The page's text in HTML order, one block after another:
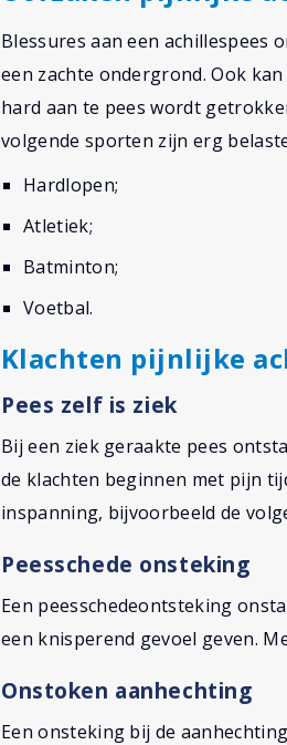
Blessures aan een achillespees
een zachte ondergrond. Ook
hard aan te pees wordt
volgende sporten zijn erg
Hardlopen;
Atletiek;
Batminton;
Voetbal.
Klachten pijnlijke
Pees zelf is ziek
Bij een ziek geraakte pees
de klachten beginnen met pijn
inspanning, bijvoorbeeld de
Peesschede onsteking
Een peesschedeontsteking
een knisperend gevoel geven.
Onstoken aanhechting
Een onsteking bij de